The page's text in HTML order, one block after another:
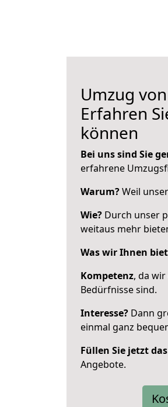
Umzug
Erfahren
können
Bei uns sind Sie
erfahrene
Warum?Weil
Wie? Durch unser
weitaus mehr
Was wir Ihnen
Kompetenz, da
Bedürfnisse sind.
Interesse? Dann
einmal ganz
Füllen Sie jetzt
Angebote.